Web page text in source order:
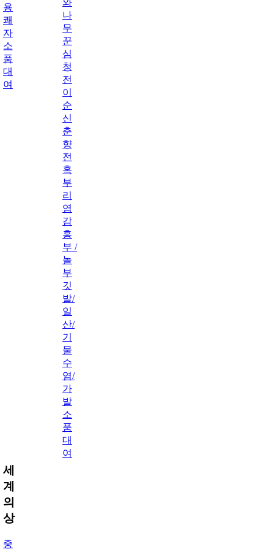
용
쾌
자
소
품
대
여
와
나
무
꾼
심
청
전
이
순
신
춘
향
전
혹
부
리
염
감
흥
부 /
놀
부
깃
발/
일
산/
기
물
수
염/
가
발
소
품
대
여
세
계
의
상
중